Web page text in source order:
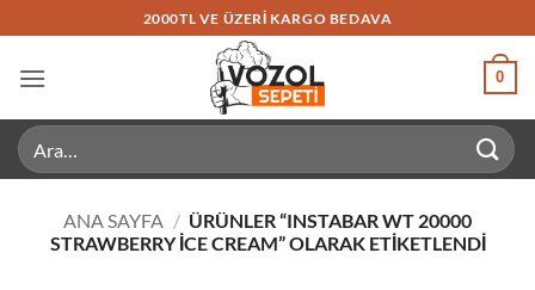
atla
2000TL VE ÜZERI KARGO BEDAVA
0
Ara:
ANA SAYFA / ÜRÜNLER “INSTABAR WT 20000
STRAWBERRY ICE CREAM” OLARAK ETIKETLENDI